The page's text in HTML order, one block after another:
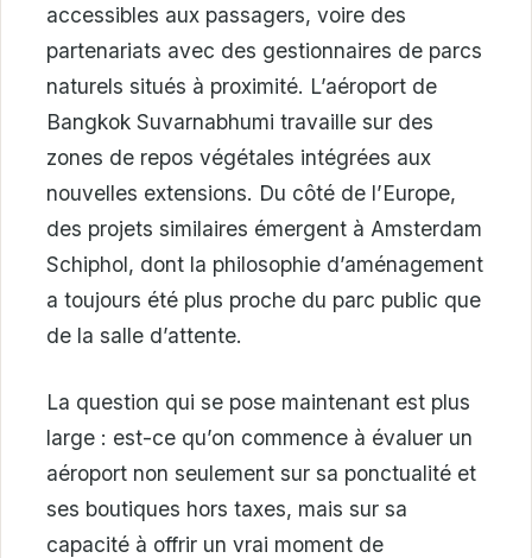
accessibles aux passagers, voire des
partenariats avec des gestionnaires de parcs
naturels situés à proximité. L’aéroport de
Bangkok Suvarnabhumi travaille sur des
zones de repos végétales intégrées aux
nouvelles extensions. Du côté de l’Europe,
des projets similaires émergent à Amsterdam
Schiphol, dont la philosophie d’aménagement
a toujours été plus proche du parc public que
de la salle d’attente.
La question qui se pose maintenant est plus
large : est-ce qu’on commence à évaluer un
aéroport non seulement sur sa ponctualité et
ses boutiques hors taxes, mais sur sa
capacité à offrir un vrai moment de